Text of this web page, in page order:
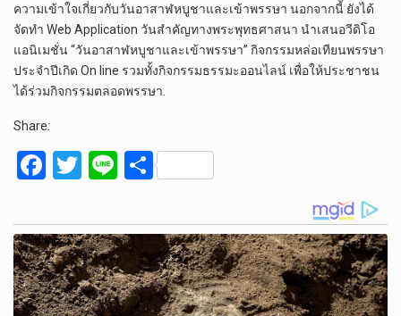
ความเข้าใจเกี่ยวกับวันอาสาฬหบูชาและเข้าพรรษา นอกจากนี้ ยังได้
จัดทำ Web Application วันสำคัญทางพระพุทธศาสนา นำเสนอวีดิโอ
แอนิเมชั่น “วันอาสาฬหบูชาและเข้าพรรษา” กิจกรรมหล่อเทียนพรรษา
ประจำปีเกิด On line รวมทั้งกิจกรรมธรรมะออนไลน์ เพื่อให้ประชาชน
ได้ร่วมกิจกรรมตลอดพรรษา.
Share:
F
ce
b
o
o
T
tt
er
Li
e
S
ar
e